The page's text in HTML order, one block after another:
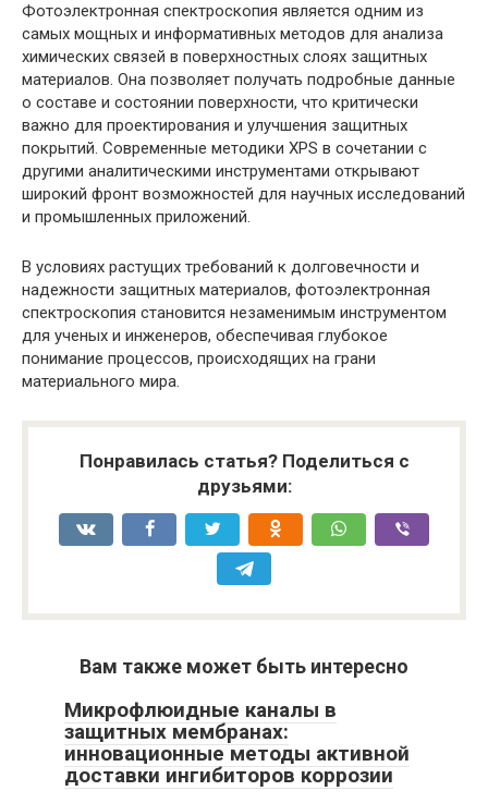
Фотоэлектронная спектроскопия является одним из
самых мощных и информативных методов для анализа
химических связей в поверхностных слоях защитных
материалов. Она позволяет получать подробные данные
о составе и состоянии поверхности, что критически
важно для проектирования и улучшения защитных
покрытий. Современные методики XPS в сочетании с
другими аналитическими инструментами открывают
широкий фронт возможностей для научных исследований
и промышленных приложений.
В условиях растущих требований к долговечности и
надежности защитных материалов, фотоэлектронная
спектроскопия становится незаменимым инструментом
для ученых и инженеров, обеспечивая глубокое
понимание процессов, происходящих на грани
материального мира.
Понравилась статья? Поделиться с
друзьями:
Вам также может быть интересно
Микрофлюидные каналы в
защитных мембранах:
инновационные методы активной
доставки ингибиторов коррозии